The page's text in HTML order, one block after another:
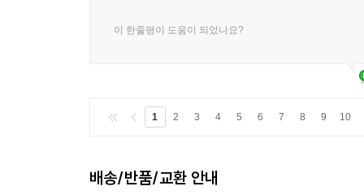
이 한줄평이 도움이 되었나요?
1 2 3 4 5 6 7 8 9 10
배송/반품/교환 안내